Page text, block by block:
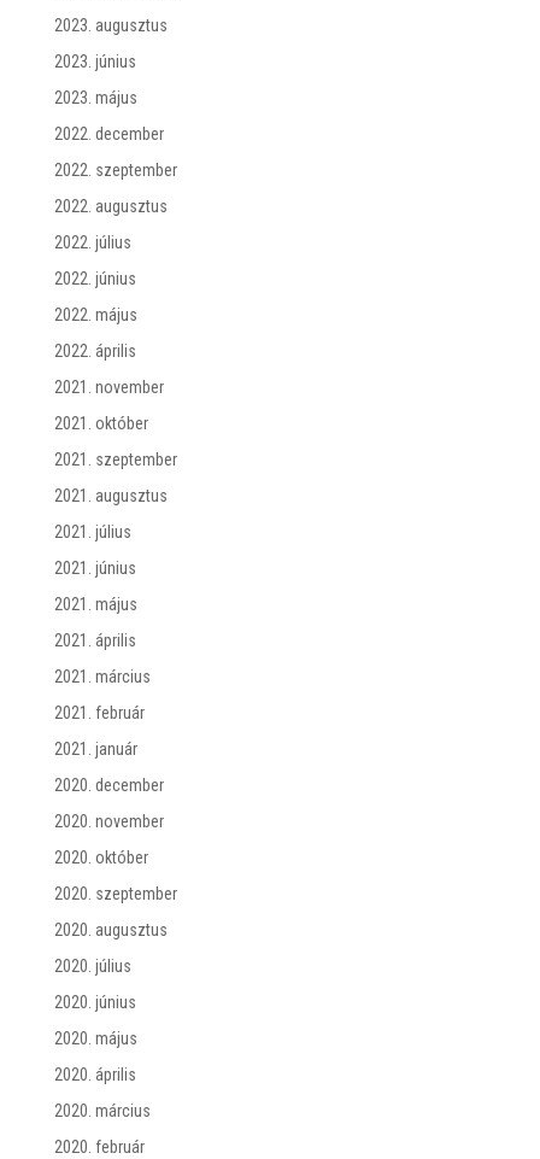
2023. augusztus
2023. június
2023. május
2022. december
2022. szeptember
2022. augusztus
2022. július
2022. június
2022. május
2022. április
2021. november
2021. október
2021. szeptember
2021. augusztus
2021. július
2021. június
2021. május
2021. április
2021. március
2021. február
2021. január
2020. december
2020. november
2020. október
2020. szeptember
2020. augusztus
2020. július
2020. június
2020. május
2020. április
2020. március
2020. február